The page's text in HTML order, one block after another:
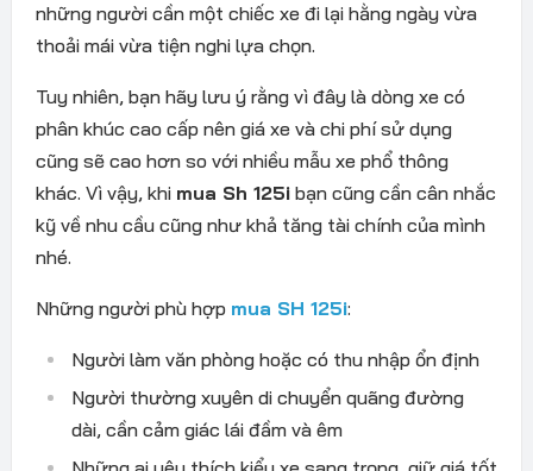
những người cần một chiếc xe đi lại hằng ngày vừa
thoải mái vừa tiện nghi lựa chọn.
Tuy nhiên, bạn hãy lưu ý rằng vì đây là dòng xe có
phân khúc cao cấp nên giá xe và chi phí sử dụng
cũng sẽ cao hơn so với nhiều mẫu xe phổ thông
khác. Vì vậy, khi mua Sh 125ibạn cũng cần cân nhắc
kỹ về nhu cầu cũng như khả tăng tài chính của mình
nhé.
Những người phù hợp mua SH 125i:
Người làm văn phòng hoặc có thu nhập ổn định
Người thường xuyên di chuyển quãng đường
dài, cần cảm giác lái đầm và êm